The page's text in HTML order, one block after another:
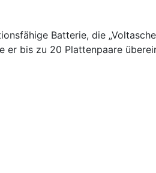
Batterie, die
er bis zu 20 Plattenpaare